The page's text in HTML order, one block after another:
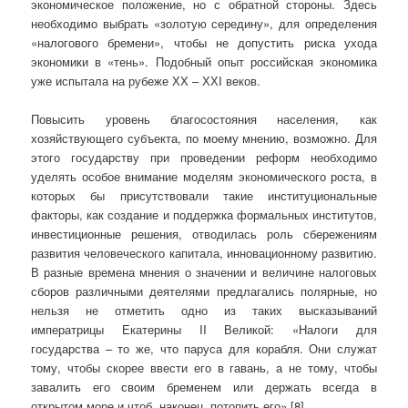
экономическое положение, но с обратной стороны. Здесь
необходимо выбрать «золотую середину», для определения
«налогового бремени», чтобы не допустить риска ухода
экономики в «тень». Подобный опыт российская экономика
уже испытала на рубеже ХХ – ХХI веков.
Повысить уровень благосостояния населения, как
хозяйствующего субъекта, по моему мнению, возможно. Для
этого государству при проведении реформ необходимо
уделять особое внимание моделям экономического роста, в
которых бы присутствовали такие институциональные
факторы, как создание и поддержка формальных институтов,
инвестиционные решения, отводилась роль сбережениям
развития человеческого капитала, инновационному развитию.
В разные времена мнения о значении и величине налоговых
сборов различными деятелями предлагались полярные, но
нельзя не отметить одно из таких высказываний
императрицы Екатерины II Великой: «Налоги для
государства – то же, что паруса для корабля. Они служат
тому, чтобы скорее ввести его в гавань, а не тому, чтобы
завалить его своим бременем или держать всегда в